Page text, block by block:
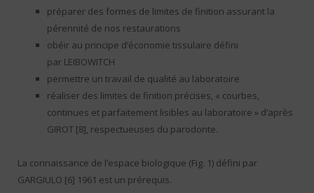
préparer des formes de limites de finition assurant la
pérennité de nos restaurations
obéir au principe d’économie tissulaire défini
par LEIBOWITCH
permettre un travail de qualité au laboratoire
réaliser des limites de finition précises, « courbes,
continues et parfaitement lisibles au laboratoire » d’après
GIROT [8], respectueuses du parodonte.
La connaissance de l’espace biologique (Fig. 1) défini par
GARGIULO [6] 1961 est un prérequis.